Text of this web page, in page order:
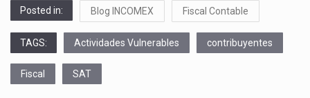
Posted in: Blog INCOMEX Fiscal Contable
TAGS: Actividades Vulnerables contribuyentes
Fiscal SAT